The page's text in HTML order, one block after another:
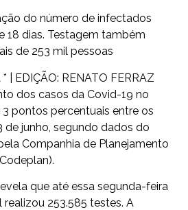
do número de infectados
18 dias. Testagem também
de 253 mil pessoas
| EDIÇÃO: RENATO FERRAZ
dos casos da Covid-19 no
pontos percentuais entre os
de junho, segundo dados do
Companhia de Planejamento
que até essa segunda-feira
realizou 253.585 testes. A